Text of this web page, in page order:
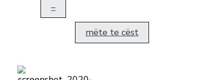
–
mëte te cëst